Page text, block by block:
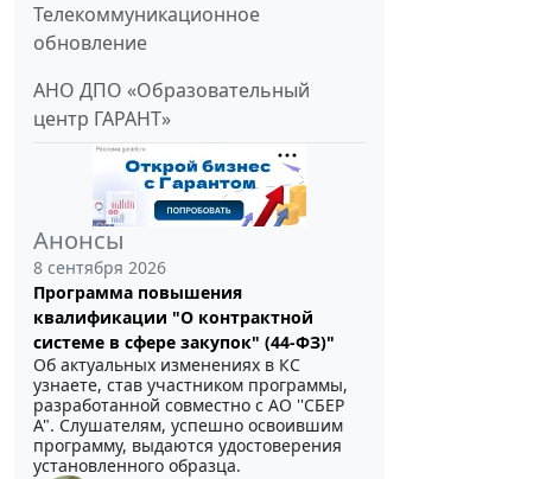
Телекоммуникационное
обновление
АНО ДПО «Образовательный
центр ГАРАНТ»
Анонсы
8 сентября 2026
Программа повышения
квалификации "О контрактной
системе в сфере закупок" (44-ФЗ)"
Об актуальных изменениях в КС
узнаете, став участником программы,
разработанной совместно с АО ''СБЕР
А". Слушателям, успешно освоившим
программу, выдаются удостоверения
установленного образца.